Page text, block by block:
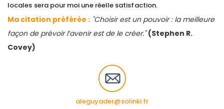
locales sera pour moi une réelle satisfaction.
Ma citation préférée : "Choisir est un pouvoir : la meilleure
façon de prévoir l’avenir est de le créer." (Stephen R.
Covey)
aleguyader@solinki.fr